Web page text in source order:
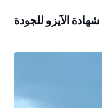
الآيزو للجودة